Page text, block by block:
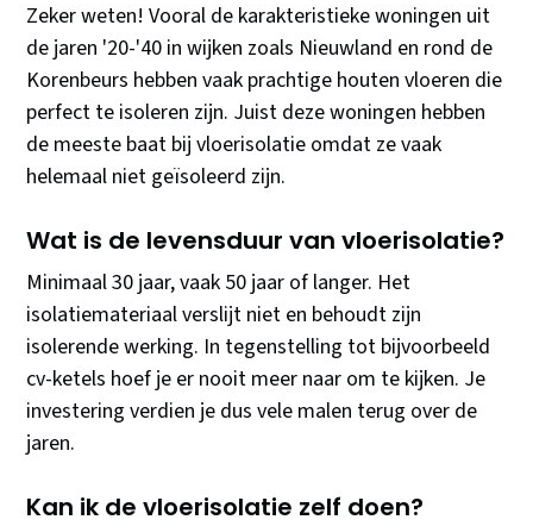
Zeker weten! Vooral de karakteristieke woningen uit
de jaren '20-'40 in wijken zoals Nieuwland en rond de
Korenbeurs hebben vaak prachtige houten vloeren die
perfect te isoleren zijn. Juist deze woningen hebben
de meeste baat bij vloerisolatie omdat ze vaak
helemaal niet geïsoleerd zijn.
Wat is de levensduur van vloerisolatie?
Minimaal 30 jaar, vaak 50 jaar of langer. Het
isolatiemateriaal verslijt niet en behoudt zijn
isolerende werking. In tegenstelling tot bijvoorbeeld
cv-ketels hoef je er nooit meer naar om te kijken. Je
investering verdien je dus vele malen terug over de
jaren.
Kan ik de vloerisolatie zelf doen?